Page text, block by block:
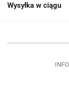
Wysyłka w ciągu